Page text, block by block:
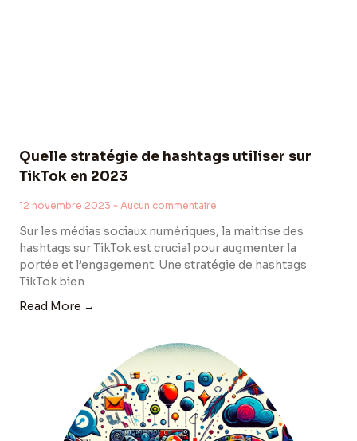
Quelle stratégie de hashtags utiliser sur
TikTok en 2023
12 novembre 2023 Aucun commentaire
Sur les médias sociaux numériques, la maitrise des
hashtags sur TikTok est crucial pour augmenter la
portée et l’engagement. Une stratégie de hashtags
TikTok bien
Read More →